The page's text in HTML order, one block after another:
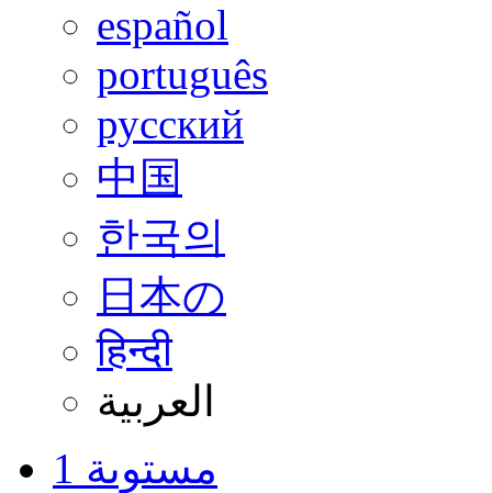
español
português
русский
中国
한국의
日本の
हिन्दी
العربية
مستوىة 1